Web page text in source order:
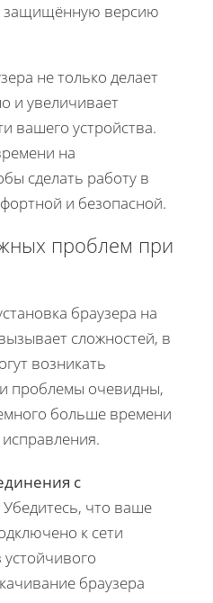
защищённую версию
не только делает
и увеличивает
вашего устройства.
на
сделать работу в
и безопасной.
проблем при
браузера на
сложностей, в
возникать
проблемы очевидны,
больше времени
с
Убедитесь, что ваше
к сети
устойчивого
браузера